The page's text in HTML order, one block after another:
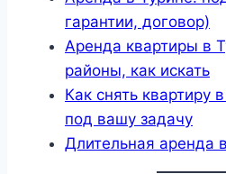
гарантии, договор)
Аренда квартиры в
районы, как искать
Как снять квартиру
под вашу задачу
Длительная аренда